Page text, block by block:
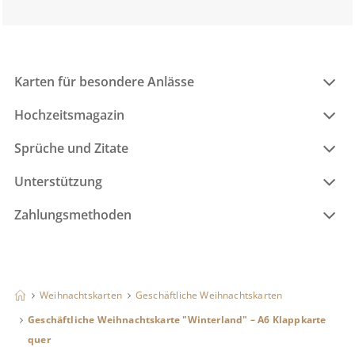
Karten für besondere Anlässe
Hochzeitsmagazin
Sprüche und Zitate
Unterstützung
Zahlungsmethoden
Weihnachtskarten
Geschäftliche Weihnachtskarten
Geschäftliche Weihnachtskarte "Winterland" – A6 Klappkarte
quer